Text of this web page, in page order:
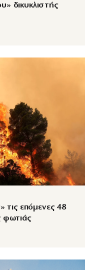
δικυκλιστής
τις επόμενες 48
φωτιάς